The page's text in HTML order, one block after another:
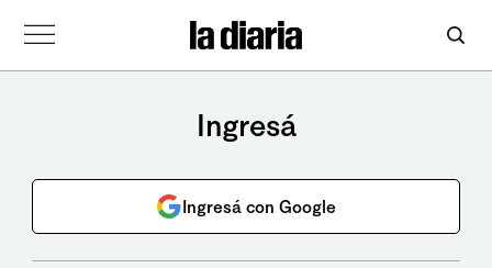
Ingresá
Ingresá con Google